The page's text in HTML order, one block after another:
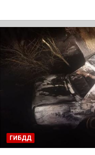
ГИБДД